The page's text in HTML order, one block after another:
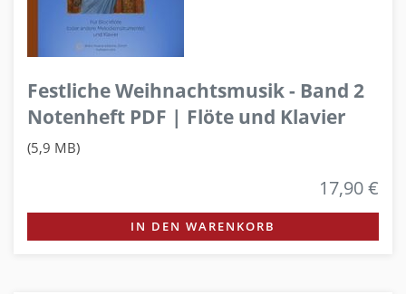
Festliche Weihnachtsmusik - Band 2
Notenheft PDF | Flöte und Klavier
(5,9 MB)
17,90 €
IN DEN WARENKORB